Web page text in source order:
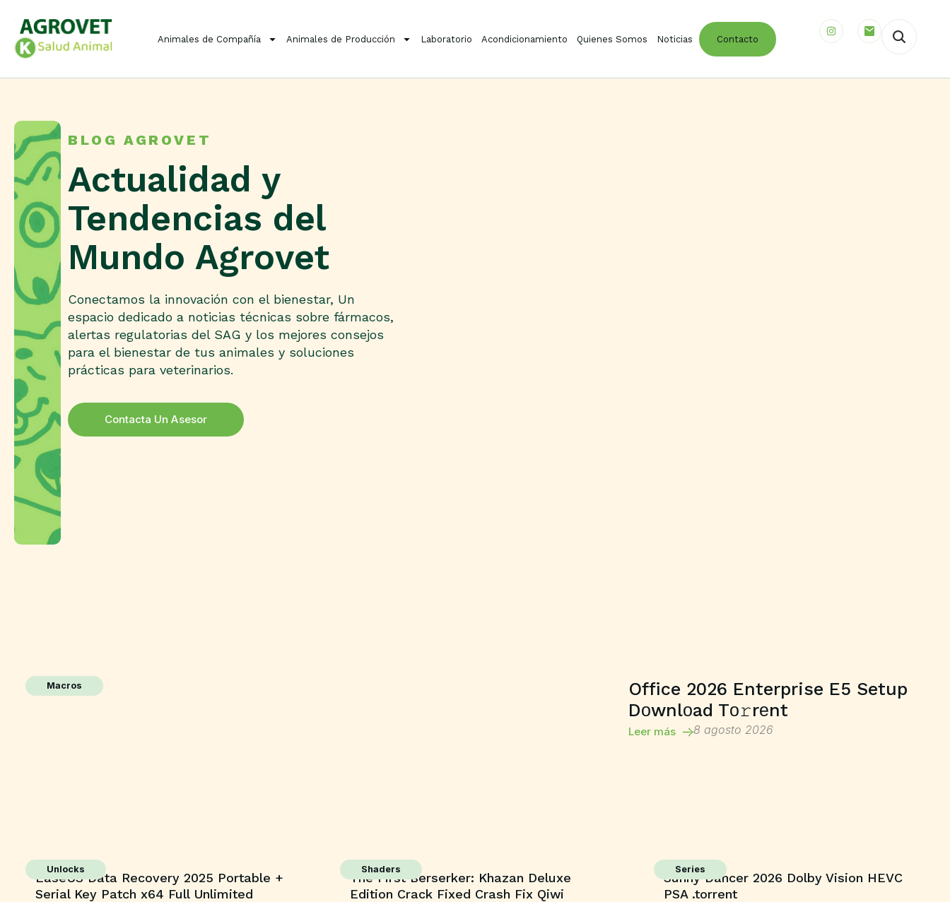
Animales de Compañía Animales de Producción Laboratorio Acondicionamiento Quienes Somos Noticias Contacto
BLOG AGROVET
Actualidad y
Tendencias del
Mundo Agrovet
Conectamos la innovación con el bienestar, Un
espacio dedicado a noticias técnicas sobre fármacos,
alertas regulatorias del SAG y los mejores consejos
para el bienestar de tus animales y soluciones
prácticas para veterinarios.
Contacta Un Asesor
Macros
Office 2026 Enterprise E5 Setup
Dоwnlоad Tо𝚛rеnt
Leer más 8 agosto 2026
Unlocks
EaseUS Data Recovery 2025 Portable +
Serial Key Patch x64 Full Unlimited
Shaders
The First Berserker: Khazan Deluxe
Edition Crack Fixed Crash Fix Qiwi
Series
Sunny Dancer 2026 Dolby Vision HEVC
PSA .torrent